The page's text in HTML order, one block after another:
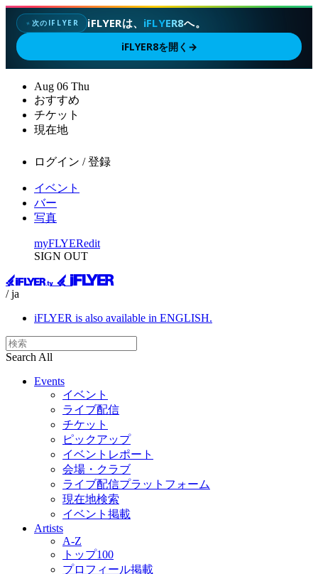
✦次のIFLYER iFLYERは、 iFLYER8へ。
iFLYER8を開く →
Aug 06 Thu
おすすめ
チケット
現在地
ログイン / 登録
イベント
バー
写真
myFLYERedit
SIGN OUT
/ ja
iFLYER is also available in ENGLISH.
Search All
Events
イベント
ライブ配信
チケット
ピックアップ
イベントレポート
会場・クラブ
ライブ配信プラットフォーム
現在地検索
イベント掲載
Artists
A-Z
トップ100
プロフィール掲載